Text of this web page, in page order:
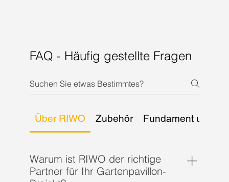
FAQ - Häufig gestellte Fragen
Über RIWO Zubehör Fundament und
Warum ist RIWO der richtige
Partner für Ihr Gartenpavillon-